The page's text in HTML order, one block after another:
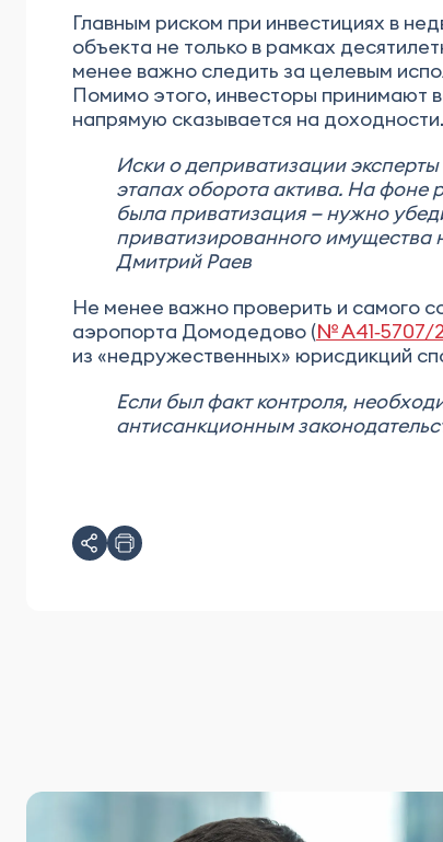
Главным риском при инвестициях в
объекта не только в рамках
менее важно следить за целевым
Помимо этого, инвесторы принимают
напрямую сказывается на
Иски о деприватизации
этапах оборота актива. На фоне
была приватизация — нужно
приватизированного имущества
Дмитрий Раев
Не менее важно проверить и самого
аэропорта Домодедово (№ А41‑5707/
из «недружественных» юрисдикций
Если был факт контроля,
антисанкционным